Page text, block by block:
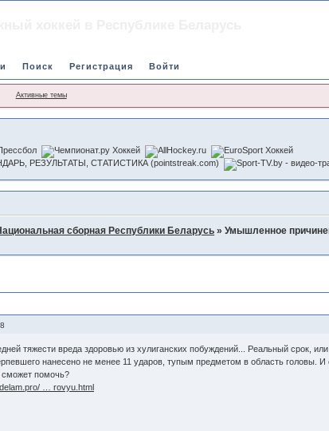
Поиск Регистрация Войти
Активные темы
сборная Республики Беларусь »Умышленное
тяжести вреда здоровью из хулиганских побуждений... Реальный срок,
нанесено не менее 11 ударов, тупым предметом в область головы. И
сможет помочь?
… rovyu.html